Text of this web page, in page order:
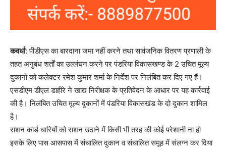
कवर्धा: पीडीएस का बारदाना जमा नहीं करने तथा सार्वजनिक वितरण प्रणाली के
तहत अनुबंध शर्तों का उल्लंघन करने पर पंडरिया विकासखण्ड के 2 उचित मूल्य
दुकानों को कलेक्टर रमेश कुमार शर्मा के निर्देश पर निलंबित कर दिए गए हैं।
एसडीएम डीएल डाहीरे ने खाद्य निरीक्षक के प्रतिवेदन के आधार पर यह कार्रवाई
की है। निलंबित उचित मूल्य दुकानों में पंडरिया विकासखंड के दो दुकान शामिल
है।
राशन कार्ड धारियों को राशन उठाने में किसी भी तरह की कोई परेशानी ना हो
इसके लिए पास आसपास में संचालित दुकान व संचालित समूह में संलग्न कर दिया